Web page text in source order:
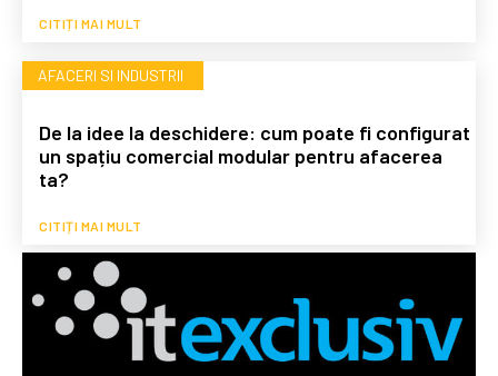
CITIȚI MAI MULT
AFACERI SI INDUSTRII
De la idee la deschidere: cum poate fi configurat
un spațiu comercial modular pentru afacerea
ta?
CITIȚI MAI MULT